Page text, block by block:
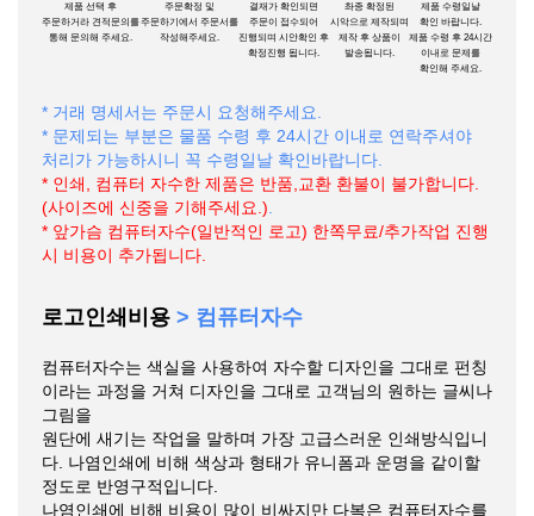
제품 선택 후
주문하거라 견적문의를
통해 문의해 주세요.
주문확정 및
주문하기에서 주문서를
작성해주세요.
결재가 확인되면
주문이 접수되어
진행되며 시안확인 후
확정진행 됩니다.
촤종 확정된
시악으로 제작되며
제작 후 상품이
발송됩니다.
제품 수령일날
확인 바랍니다.
제품 수령 후 24시간
이내로 문제를
확인해 주세요.
* 거래 명세서는 주문시 요청해주세요.
* 문제되는 부분은 물품 수령 후 24시간 이내로 연락주셔야
처리가 가능하시니 꼭 수령일날 확인바랍니다.
* 인쇄, 컴퓨터 자수한 제품은 반품,교환 환불이 불가합니다.
(사이즈에 신중을 기해주세요.).
* 앞가슴 컴퓨터자수(일반적인 로고) 한쪽무료/추가작업 진행
시 비용이 추가됩니다.
로고인쇄비용 > 컴퓨터자수
컴퓨터자수는 색실을 사용하여 자수할 디자인을 그대로 펀칭
이라는 과정을 거쳐 디자인을 그대로 고객님의 원하는 글씨나
그림을
원단에 새기는 작업을 말하며 가장 고급스러운 인쇄방식입니
다. 나염인쇄에 비해 색상과 형태가 유니폼과 운명을 같이할
정도로 반영구적입니다.
나염인쇄에 비해 비용이 많이 비싸지만 다복은 컴퓨터자수를